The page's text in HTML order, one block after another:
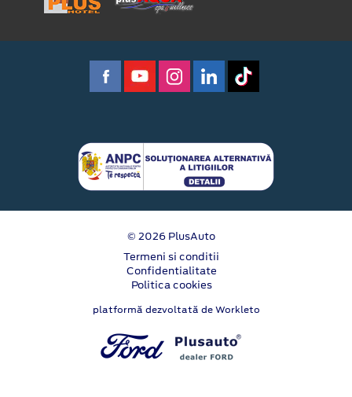
© 2026 PlusAuto
Termeni si conditii
Confidentialitate
Politica cookies
platformă dezvoltată de Workleto